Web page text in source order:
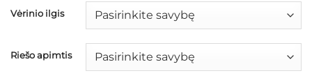
€50.00
Vėrinio ilgis
Riešo apimtis